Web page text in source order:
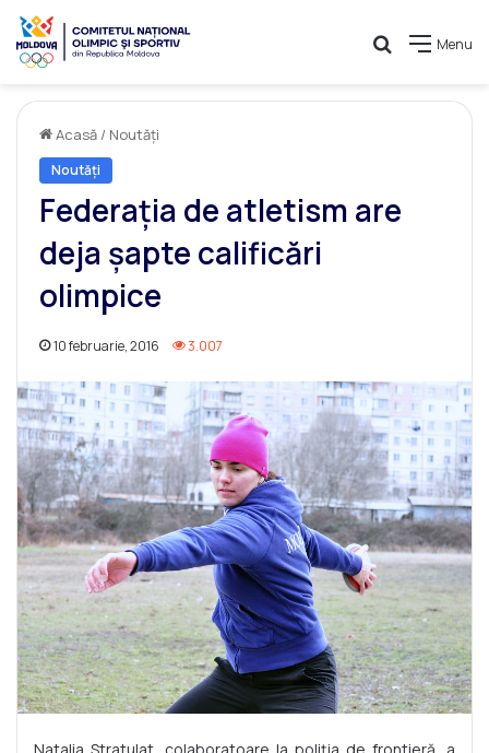
Menu
Caută
Acasă / Noutăți
Noutăți
Federaţia de atletism are
deja şapte calificări
olimpice
10 februarie, 2016 3.007